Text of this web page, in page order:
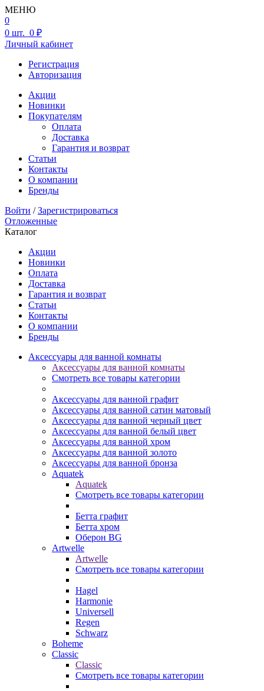
МЕНЮ
0
0 шт. 0 ₽
Личный кабинет
Регистрация
Авторизация
Акции
Новинки
Покупателям
Оплата
Доставка
Гарантия и возврат
Статьи
Контакты
О компании
Бренды
Войти /Зарегистрироваться
Отложенные
Каталог
Акции
Новинки
Оплата
Доставка
Гарантия и возврат
Статьи
Контакты
О компании
Бренды
Аксессуары для ванной комнаты
Аксессуары для ванной комнаты
Смотреть все товары категории
Аксессуары для ванной графит
Аксессуары для ванной сатин матовый
Аксессуары для ванной черный цвет
Аксессуары для ванной белый цвет
Аксессуары для ванной хром
Аксессуары для ванной золото
Аксессуары для ванной бронза
Aquatek
Aquatek
Смотреть все товары категории
Бетта графит
Бетта хром
Оберон BG
Artwelle
Artwelle
Смотреть все товары категории
Hagel
Harmonie
Universell
Regen
Schwarz
Boheme
Classic
Classic
Смотреть все товары категории